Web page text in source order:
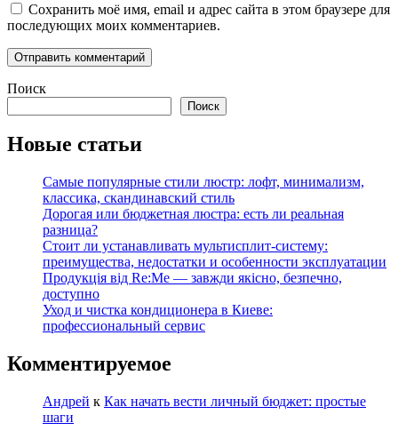
Сохранить моё имя, email и адрес сайта в этом браузере для
последующих моих комментариев.
Поиск
Поиск
Новые статьи
Самые популярные стили люстр: лофт, минимализм,
классика, скандинавский стиль
Дорогая или бюджетная люстра: есть ли реальная
разница?
Стоит ли устанавливать мультисплит-систему:
преимущества, недостатки и особенности эксплуатации
Продукція від Re:Me — завжди якісно, безпечно,
доступно
Уход и чистка кондиционера в Киеве:
профессиональный сервис
Комментируемое
Андрей к Как начать вести личный бюджет: простые
шаги